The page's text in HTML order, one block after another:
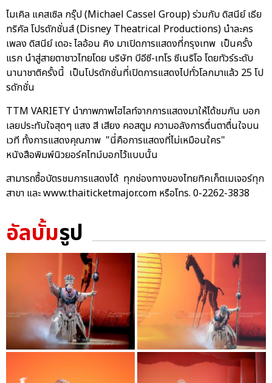
ไมเคิล แคสเซิล กรุ๊ป (Michael Cassel Group) ร่วมกับ ดิสนีย์ เธีย
ทริคัล โปรดักชั่นส์ (Disney Theatrical Productions) นำละคร
เพลง ดิสนีย์ เดอะ ไลอ้อน คิง มาเปิดการแสดงที่กรุงเทพ เป็นครั้ง
แรก นำสู่สายตาชาวไทยโดย บริษัท บีอีซี-เทโร ซีเนริโอ โดยทัวร์ระดับ
นานาชาติครั้งนี้ เป็นโปรดักชั่นที่เปิดการแสดงไปทั่วโลกมาแล้ว 25 โป
รดักชั่น
TTM VARIETY นำภาพภาพไฮไลท์จากการแสดงมาให้ได้ชมกัน บอก
เลยประทับใจสุดๆ แสง สี เสียง คอสตูม ความอลังการตื่นตาตื่นใจบน
เวที ทั้งการแสดงคุณภาพ "นี่คือการแสดงที่ไม่เหมือนใคร"
หนังสือพิมพ์นิวยอร์คไทม์บอกไว้แบบนั้น
สามารถซื้อบัตรชมการแสดงได้ ทุกช่องทางของไทยทิคเก็ตเมเจอร์ทุก
สาขา และ www.thaiticketmajor.com หรือโทร. 0-2262-3838
อัลบั้มรูป